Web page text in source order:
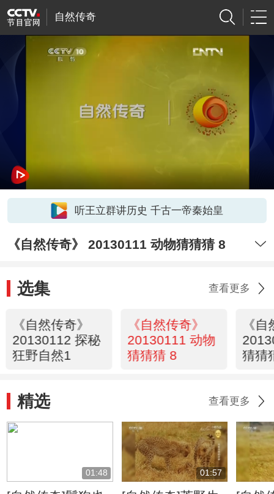
自然传奇
听王立群讲历史 千古一帝秦始皇
《自然传奇》 20130111 动物猜猜猜 8
选集 查看更多
《自然传奇》
20130112 探秘
狂野自然1
《自然传奇》
20130111 动物
猜猜猜 8
《
猜猜
精选 查看更多
01:48 01:57